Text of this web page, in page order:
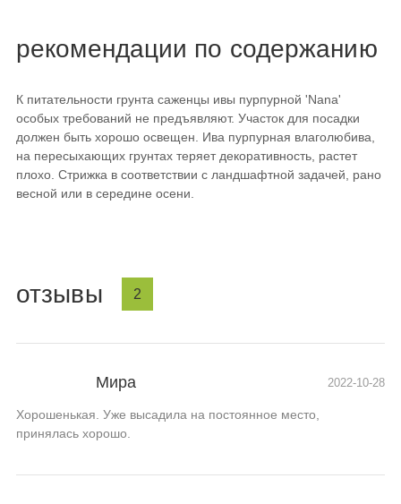
рекомендации по содержанию
К питательности грунта саженцы ивы пурпурной 'Nana'
особых требований не предъявляют. Участок для посадки
должен быть хорошо освещен. Ива пурпурная влаголюбива,
на пересыхающих грунтах теряет декоративность, растет
плохо. Стрижка в соответствии с ландшафтной задачей, рано
весной или в середине осени.
отзывы 2
Мира 2022-10-28
Хорошенькая. Уже высадила на постоянное место,
принялась хорошо.